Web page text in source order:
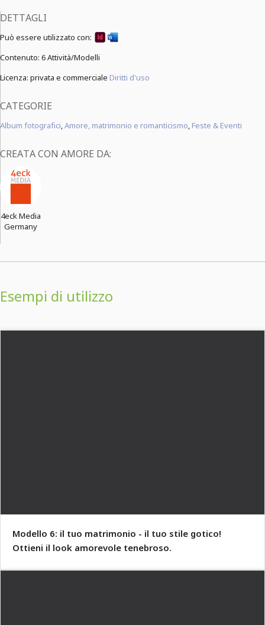
DETTAGLI
Può essere utilizzato con:
Contenuto: 6 Attività/Modelli
Licenza: privata e commerciale Diritti d'uso
CATEGORIE
Album fotografici,Amore, matrimonio e romanticismo, Feste & Eventi
CREATA CON AMORE DA:
4eck Media
Germany
Esempi di utilizzo
Modello 6: il tuo matrimonio - il tuo stile gotico!
Ottieni il look amorevole tenebroso.